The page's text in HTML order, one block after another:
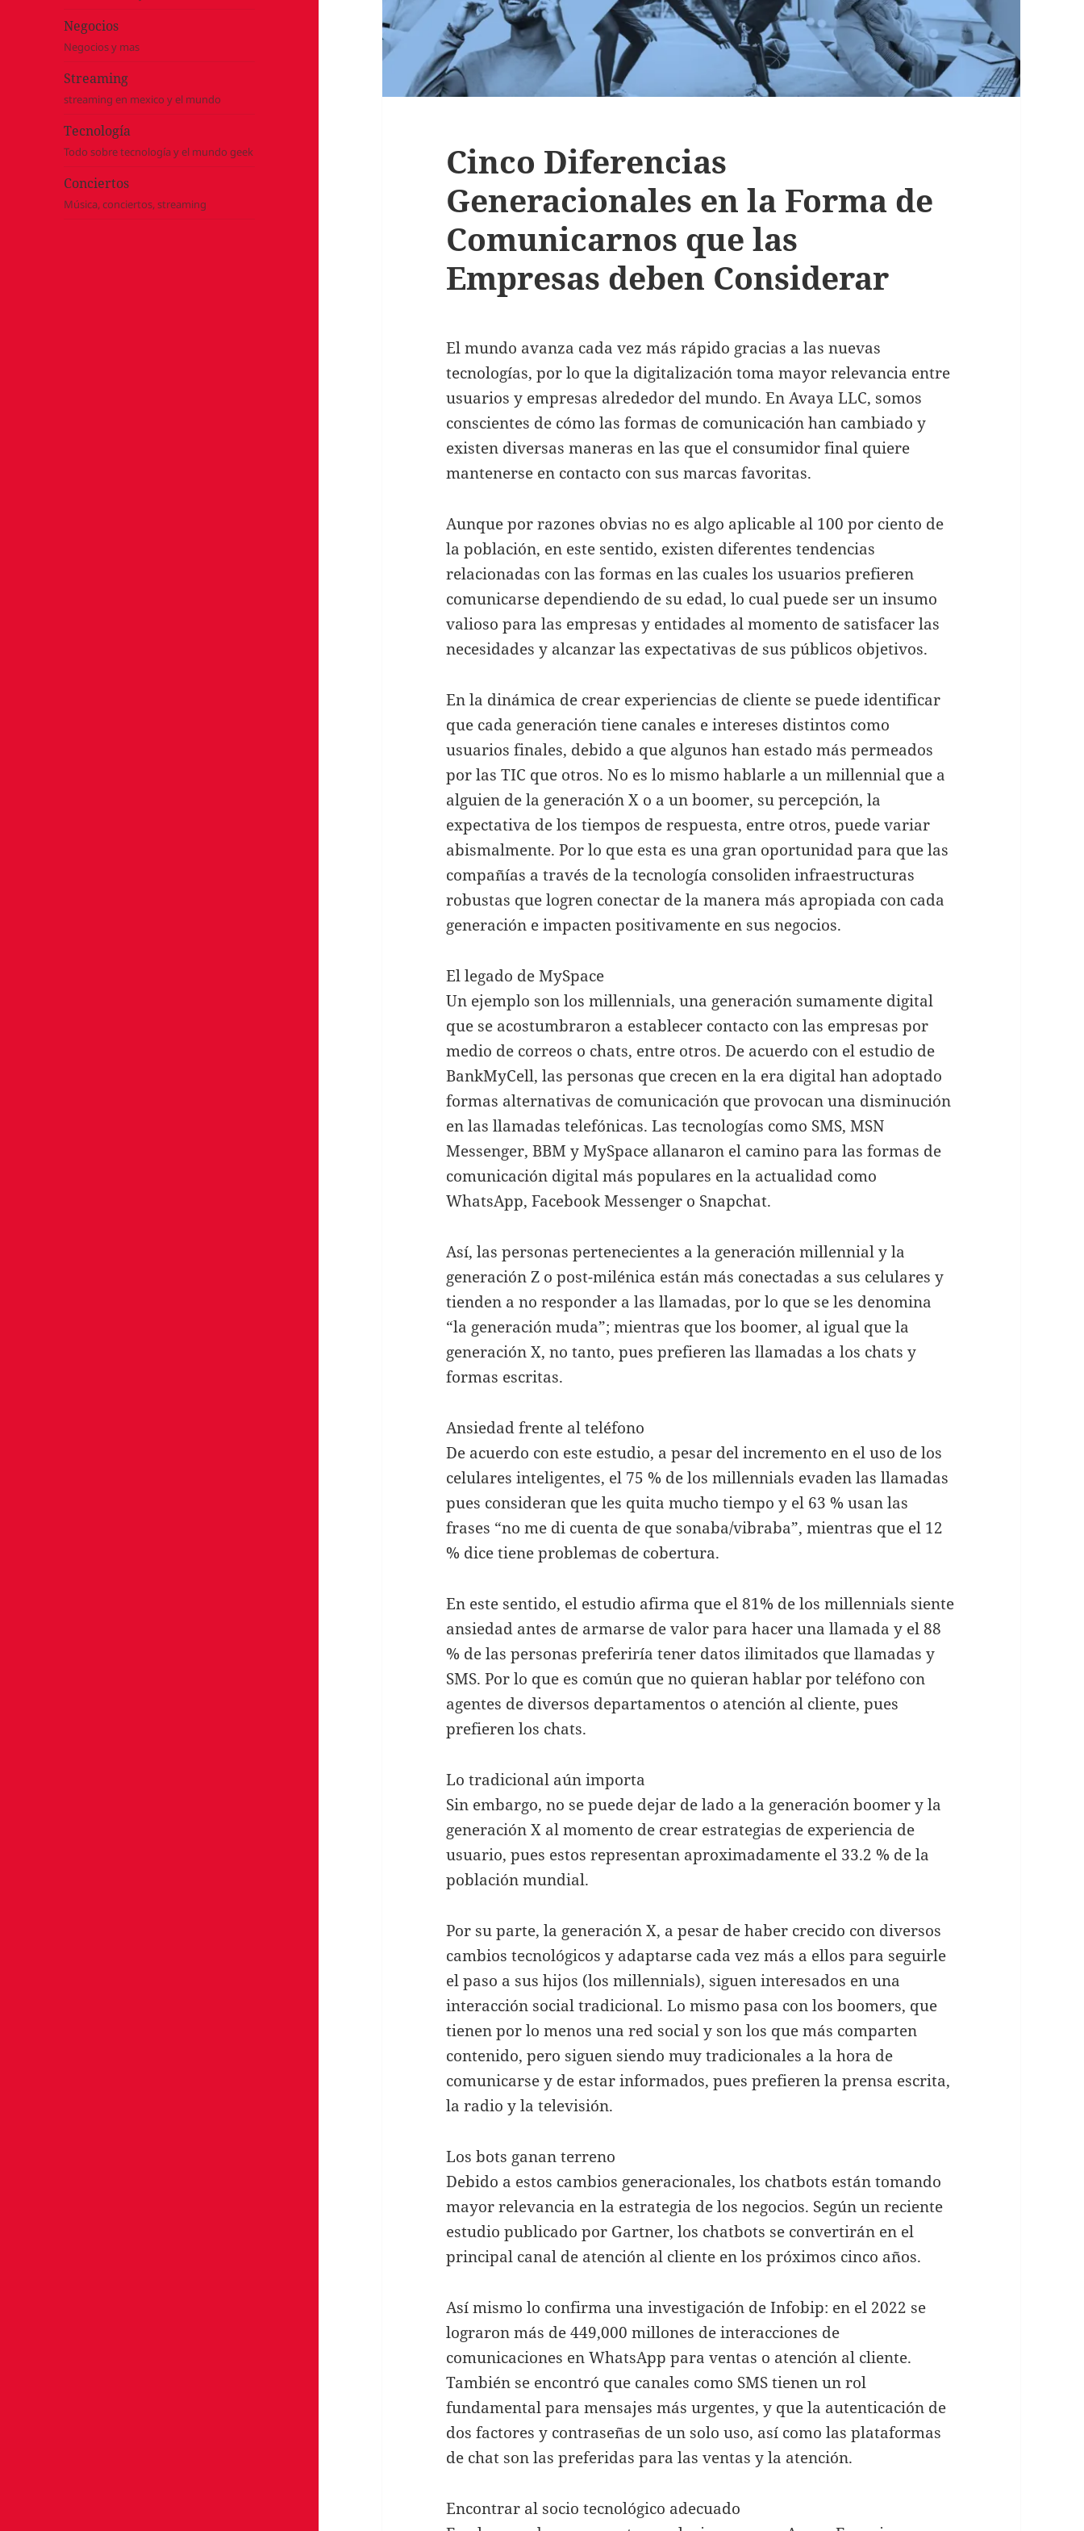
Negocios
Negocios y mas
Streaming
streaming en mexico y el mundo
Tecnología
Todo sobre tecnología y el mundo geek
Conciertos
Música, conciertos, streaming
Cinco Diferencias
Generacionales en la Forma de
Comunicarnos que las
Empresas deben Considerar
El mundo avanza cada vez más rápido gracias a las nuevas
tecnologías, por lo que la digitalización toma mayor relevancia entre
usuarios y empresas alrededor del mundo. En Avaya LLC, somos
conscientes de cómo las formas de comunicación han cambiado y
existen diversas maneras en las que el consumidor final quiere
mantenerse en contacto con sus marcas favoritas.
Aunque por razones obvias no es algo aplicable al 100 por ciento de
la población, en este sentido, existen diferentes tendencias
relacionadas con las formas en las cuales los usuarios prefieren
comunicarse dependiendo de su edad, lo cual puede ser un insumo
valioso para las empresas y entidades al momento de satisfacer las
necesidades y alcanzar las expectativas de sus públicos objetivos.
En la dinámica de crear experiencias de cliente se puede identificar
que cada generación tiene canales e intereses distintos como
usuarios finales, debido a que algunos han estado más permeados
por las TIC que otros. No es lo mismo hablarle a un millennial que a
alguien de la generación X o a un boomer, su percepción, la
expectativa de los tiempos de respuesta, entre otros, puede variar
abismalmente. Por lo que esta es una gran oportunidad para que las
compañías a través de la tecnología consoliden infraestructuras
robustas que logren conectar de la manera más apropiada con cada
generación e impacten positivamente en sus negocios.
El legado de MySpace
Un ejemplo son los millennials, una generación sumamente digital
que se acostumbraron a establecer contacto con las empresas por
medio de correos o chats, entre otros. De acuerdo con el estudio de
BankMyCell, las personas que crecen en la era digital han adoptado
formas alternativas de comunicación que provocan una disminución
en las llamadas telefónicas. Las tecnologías como SMS, MSN
Messenger, BBM y MySpace allanaron el camino para las formas de
comunicación digital más populares en la actualidad como
WhatsApp, Facebook Messenger o Snapchat.
Así, las personas pertenecientes a la generación millennial y la
generación Z o post-milénica están más conectadas a sus celulares y
tienden a no responder a las llamadas, por lo que se les denomina
“la generación muda”; mientras que los boomer, al igual que la
generación X, no tanto, pues prefieren las llamadas a los chats y
formas escritas.
Ansiedad frente al teléfono
De acuerdo con este estudio, a pesar del incremento en el uso de los
celulares inteligentes, el 75 % de los millennials evaden las llamadas
pues consideran que les quita mucho tiempo y el 63 % usan las
frases “no me di cuenta de que sonaba/vibraba”, mientras que el 12
% dice tiene problemas de cobertura.
En este sentido, el estudio afirma que el 81% de los millennials siente
ansiedad antes de armarse de valor para hacer una llamada y el 88
% de las personas preferiría tener datos ilimitados que llamadas y
SMS. Por lo que es común que no quieran hablar por teléfono con
agentes de diversos departamentos o atención al cliente, pues
prefieren los chats.
Lo tradicional aún importa
Sin embargo, no se puede dejar de lado a la generación boomer y la
generación X al momento de crear estrategias de experiencia de
usuario, pues estos representan aproximadamente el 33.2 % de la
población mundial.
Por su parte, la generación X, a pesar de haber crecido con diversos
cambios tecnológicos y adaptarse cada vez más a ellos para seguirle
el paso a sus hijos (los millennials), siguen interesados en una
interacción social tradicional. Lo mismo pasa con los boomers, que
tienen por lo menos una red social y son los que más comparten
contenido, pero siguen siendo muy tradicionales a la hora de
comunicarse y de estar informados, pues prefieren la prensa escrita,
la radio y la televisión.
Los bots ganan terreno
Debido a estos cambios generacionales, los chatbots están tomando
mayor relevancia en la estrategia de los negocios. Según un reciente
estudio publicado por Gartner, los chatbots se convertirán en el
principal canal de atención al cliente en los próximos cinco años.
Así mismo lo confirma una investigación de Infobip: en el 2022 se
lograron más de 449,000 millones de interacciones de
comunicaciones en WhatsApp para ventas o atención al cliente.
También se encontró que canales como SMS tienen un rol
fundamental para mensajes más urgentes, y que la autenticación de
dos factores y contraseñas de un solo uso, así como las plataformas
de chat son las preferidas para las ventas y la atención.
Encontrar al socio tecnológico adecuado